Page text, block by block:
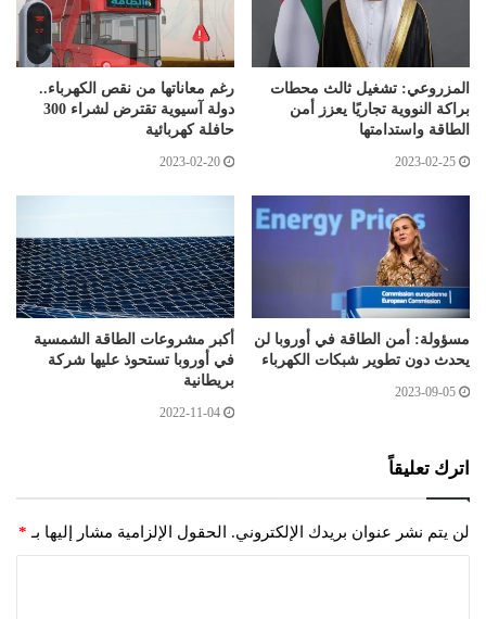
المزروعي: تشغيل ثالث محطات
براكة النووية تجاريًا يعزز أمن
الطاقة واستدامتها
2023-02-25
رغم معاناتها من نقص الكهرباء..
دولة آسيوية تقترض لشراء 300
حافلة كهربائية
2023-02-20
مسؤولة: أمن الطاقة في أوروبا لن
يحدث دون تطوير شبكات الكهرباء
2023-09-05
أكبر مشروعات الطاقة الشمسية
في أوروبا تستحوذ عليها شركة
بريطانية
2022-11-04
اترك تعليقاً
لن يتم نشر عنوان بريدك الإلكتروني. الحقول الإلزامية مشار إليها بـ *